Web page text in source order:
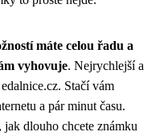
máte celou řadu a
vyhovuje. Nejrychlejší a
Stačí vám
a pár minut času.
jak dlouho chcete známku